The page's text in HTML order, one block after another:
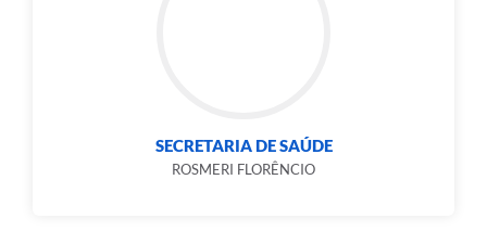
SECRETARIA DE SAÚDE
ROSMERI FLORÊNCIO